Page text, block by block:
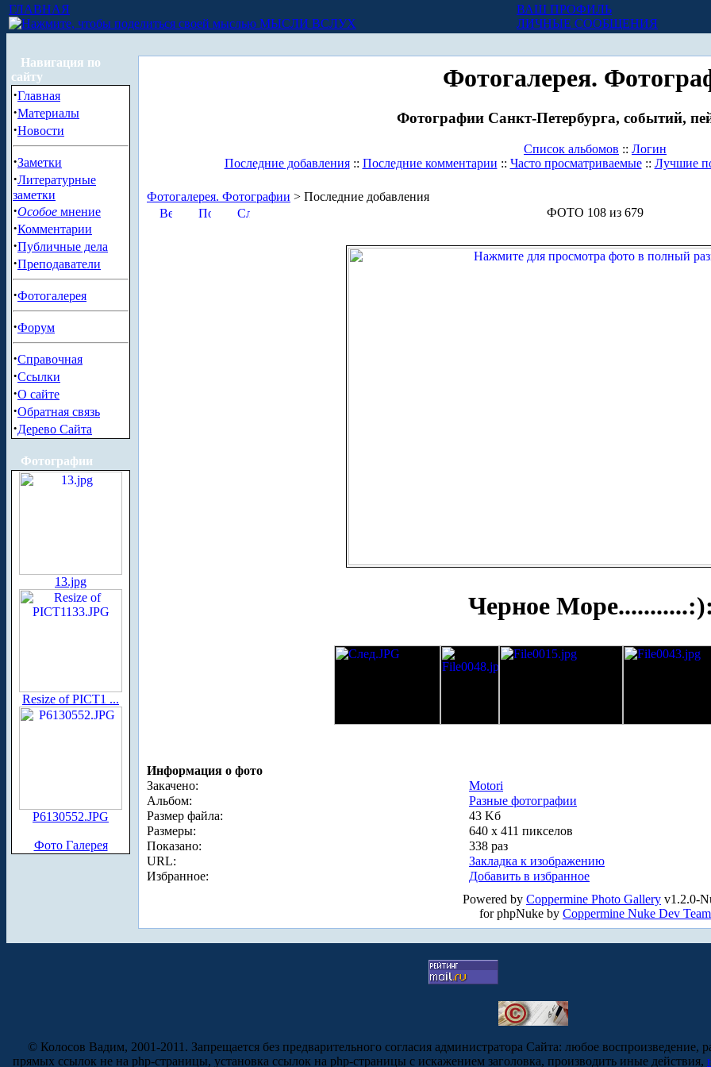
ГЛАВНАЯ
МЫСЛИ ВСЛУХ
ВАШ ПРОФИЛЬ
ЛИЧНЫЕ СООБЩЕНИЯ
Навигация по
сайту
·Главная
·Материалы
·Новости
·Заметки
·Литературные
заметки
·Особое мнение
·Комментарии
·Публичные дела
·Преподаватели
·Фотогалерея
·Форум
·Справочная
·Ссылки
·О сайте
·Обратная связь
·Дерево Сайта
Фотографии
13.jpg
Resize of PICT1 ...
P6130552.JPG
Фото Галерея
Фотогалерея.
Фотографии Санкт-Петербурга, событий,
Список альбомов :: Логин
Последние добавления:: Последние комментарии :: Часто просматриваемые:: Лучшие
Фотогалерея. Фотографии > Последние добавления
ФОТО 108 из 679
Черное
Информация о фото
Закачено:
Motori
Альбом:
Разные фотографии
Размер файла:
43 Kб
Размеры:
640 x 411 пикселов
Показано:
338 раз
URL:
Закладка к изображению
Избранное:
Добавить в избранное
Powered by Coppermine Photo Gallery v1.2.0-
for phpNuke by Coppermine Nuke Dev Team
© Колосов Вадим, 2001-2011. Запрещается без предварительного согласия администратора Сайта: любое воспроизведение,
прямых ссылок не на php-страницы, установка ссылок на php-страницы с искажением заголовка, производить иные действия,